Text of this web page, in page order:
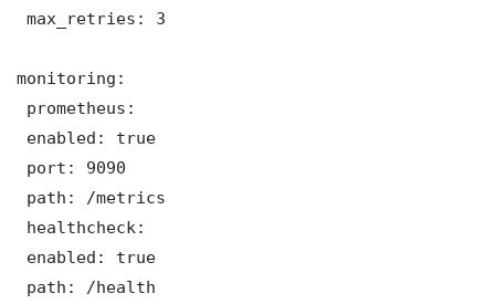
max_retries: 3
monitoring:
prometheus:
enabled: true
port: 9090
path: /metrics
healthcheck:
enabled: true
path: /health